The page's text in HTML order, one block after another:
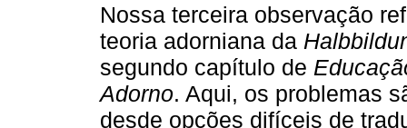
Nossa terceira observação
teoria adorniana da
segundo capítulo de
Adorno. Aqui, os problemas
desde opções difíceis de